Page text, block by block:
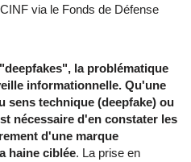
via le Fonds de Défense
la problématique
informationnelle. Qu'une
sens technique (deepfake) ou
nécessaire d'en constater les
d'une marque
haine ciblée. La prise en